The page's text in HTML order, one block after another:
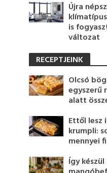
Újra
is
változat
RECEPTJEINK
Olcsó
egyszerű
alatt
Ettől lesz
krumpli:
mennyei
Így